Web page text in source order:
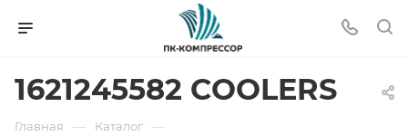
1621245582 COOLERS
Главная — Каталог —